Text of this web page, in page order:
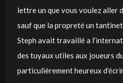
lettre un que vous voulez aller
sauf que la propreté un
Steph avait travaillé a
des tuyaux utiles aux joueurs
particulièrement heureux